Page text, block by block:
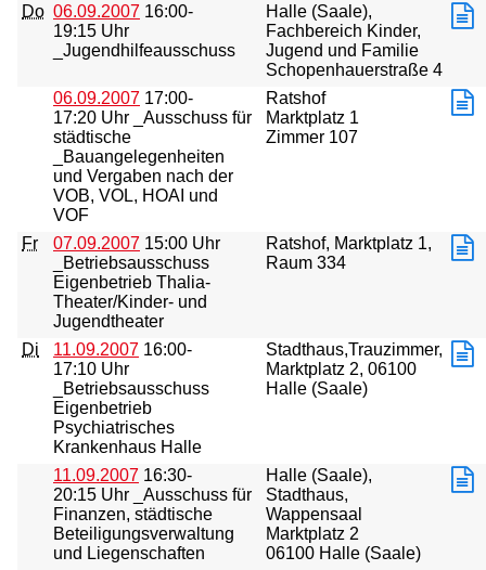
Do 06.09.2007 16:00-
19:15 Uhr
_Jugendhilfeausschuss
Halle (Saale),
Fachbereich Kinder,
Jugend und Familie
Schopenhauerstraße 4
06.09.2007 17:00-
17:20 Uhr _Ausschuss für
städtische
_Bauangelegenheiten
und Vergaben nach der
VOB, VOL, HOAI und
VOF
Ratshof
Marktplatz 1
Zimmer 107
Fr 07.09.2007 15:00 Uhr
_Betriebsausschuss
Eigenbetrieb Thalia-
Theater/Kinder- und
Jugendtheater
Ratshof, Marktplatz 1,
Raum 334
Di 11.09.2007 16:00-
17:10 Uhr
_Betriebsausschuss
Eigenbetrieb
Psychiatrisches
Krankenhaus Halle
Stadthaus,Trauzimmer,
Marktplatz 2, 06100
Halle (Saale)
11.09.2007 16:30-
20:15 Uhr _Ausschuss für
Finanzen, städtische
Beteiligungsverwaltung
und Liegenschaften
Halle (Saale),
Stadthaus,
Wappensaal
Marktplatz 2
06100 Halle (Saale)